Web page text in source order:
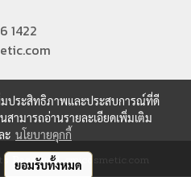
1422
Reserved. cmicosmetic.com
มประสิทธิภาพและประสบการณ์ที่ดี
สามารถอ่านรายละเอียดเพิ่มเติม
ะ นโยบายคุกกี้
ยอมรับทั้งหมด